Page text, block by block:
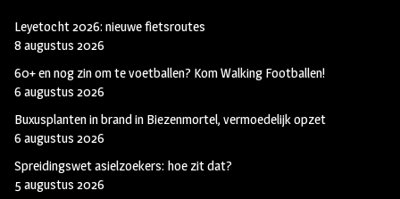
Leyetocht 2026: nieuwe fietsroutes
8 augustus 2026
60+ en nog zin om te voetballen? Kom Walking Footballen!
6 augustus 2026
Buxusplanten in brand in Biezenmortel, vermoedelijk opzet
6 augustus 2026
Spreidingswet asielzoekers: hoe zit dat?
5 augustus 2026